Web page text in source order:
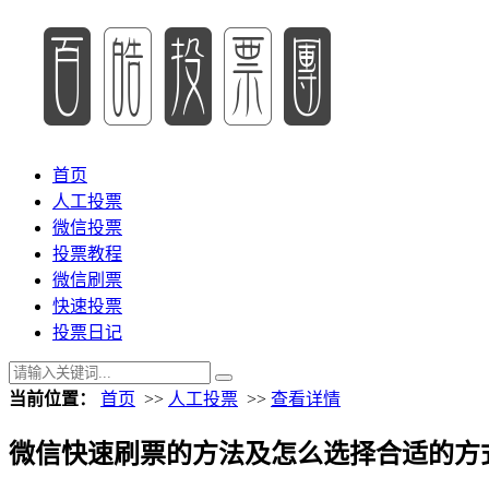
首页
人工投票
微信投票
投票教程
微信刷票
快速投票
投票日记
当前位置： 首页 >> 人工投票 >> 查看详情
微信快速刷票的方法及怎么选择合适的方